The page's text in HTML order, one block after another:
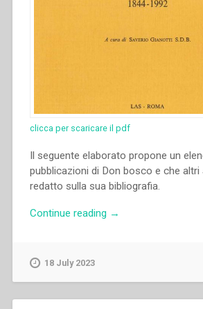
clicca per scaricare il pdf
Il seguente elaborato propone un
pubblicazioni di Don bosco e che altri
redatto sulla sua bibliografia.
Continue reading “Saverio
→
18 July 2023